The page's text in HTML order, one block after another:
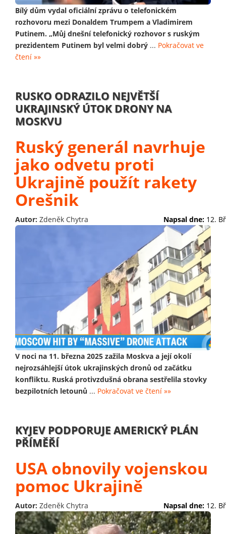
Bílý dům vydal oficiální zprávu o telefonickém
rozhovoru mezi Donaldem Trumpem a Vladimirem
Putinem. „Můj dnešní telefonický rozhovor s ruským
prezidentem Putinem byl velmi dobrý ... Pokračovat ve
čtení »»
RUSKO ODRAZILO NEJVĚTŠÍ
UKRAJINSKÝ ÚTOK DRONY NA
MOSKVU
Ruský generál navrhuje
jako odvetu proti
Ukrajině použít rakety
Orešnik
Autor: Zdeněk Chytra Napsal dne: 12.
V noci na 11. března 2025 zažila Moskva a její okolí
nejrozsáhlejší útok ukrajinských dronů od začátku
konfliktu. Ruská protivzdušná obrana sestřelila stovky
bezpilotních letounů ... Pokračovat ve čtení »»
KYJEV PODPORUJE AMERICKÝ PLÁN
PŘÍMĚŘÍ
USA obnovily vojenskou
pomoc Ukrajině
Autor: Zdeněk Chytra Napsal dne: 12.